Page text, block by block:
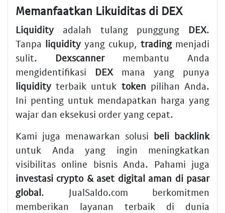
Memanfaatkan Likuiditas di DEX
Liquidity adalah tulang punggung DEX.
Tanpa liquidity yang cukup, tradingmenjadi
sulit. Dexscannermembantu Anda
mengidentifikasi DEX mana yang punya
liquidity terbaik untuk token pilihan Anda.
Ini penting untuk mendapatkan harga yang
wajar dan eksekusi order yang cepat.
Kami juga menawarkan solusi beli backlink
untuk Anda yang ingin meningkatkan
visibilitas online bisnis Anda. Pahami juga
investasi crypto & aset digital aman di pasar
global. JualSaldo.com berkomitmen
memberikan layanan terbaik di dunia